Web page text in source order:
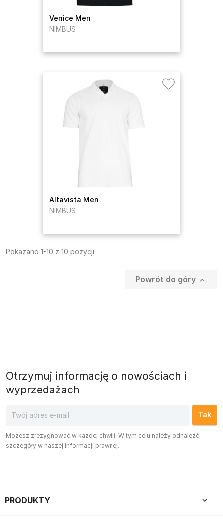
Venice Men
NIMBUS
Altavista Men
NIMBUS
Pokazano 1-10 z 10 pozycji
Powrót do góry 
Otrzymuj informację o nowościach i
wyprzedażach
Możesz zrezygnować w każdej chwili. W tym celu należy odnaleźć
szczegóły w naszej informacji prawnej.
PRODUKTY 